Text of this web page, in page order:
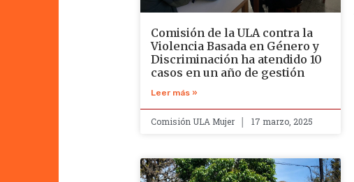
Comisión de la ULA contra la
Violencia Basada en Género y
Discriminación ha atendido 10
casos en un año de gestión
Leer más »
Comisión ULA Mujer 17 marzo, 2025